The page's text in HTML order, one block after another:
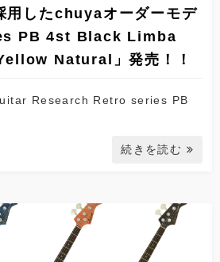
用したchuyaオーダーモデ
PB 4st Black Limba
Natural」発売！！
Research Retro series PB
続きを読む